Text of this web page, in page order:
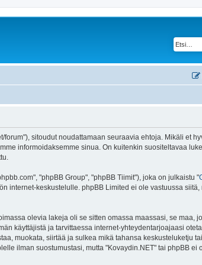
sitoudut noudattamaan seuraavia ehtoja. Mikäli et
informoidaksemme sinua. On kuitenkin suositeltavaa
"phpBB Group", "phpBB Tiimit"), joka on julkaistu "
internet-keskustelulle. phpBB Limited ei ole vastuussa
olevia lakeja oli se sitten omassa maassasi, se maa,
käyttäjistä ja tarvittaessa internet-yhteydentarjoajaasi
muokata, siirtää ja sulkea mikä tahansa keskusteluketju
ilman suostumustasi, mutta "Kovaydin.NET" tai phpBB ei